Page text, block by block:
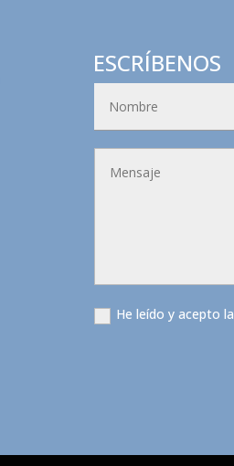
ESCRÍBENOS
He leído y acepto la